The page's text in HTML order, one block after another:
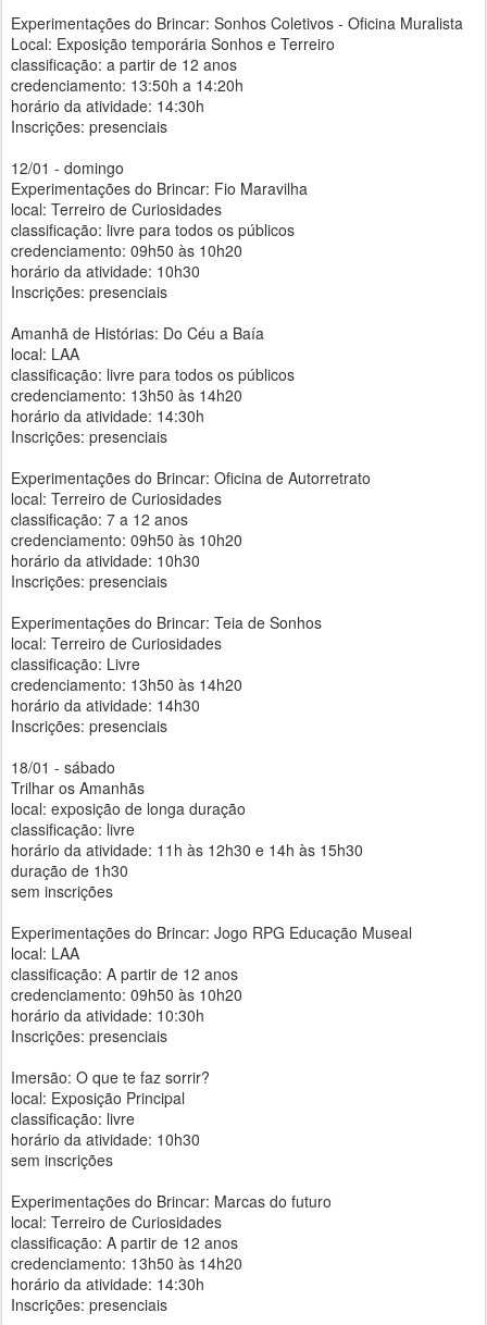
Experimentações do Brincar: Sonhos Coletivos - Oficina Muralista
Local: Exposição temporária Sonhos e Terreiro
classificação: a partir de 12 anos
credenciamento: 13:50h a 14:20h
horário da atividade: 14:30h
Inscrições: presenciais
12/01 - domingo
Experimentações do Brincar: Fio Maravilha
local: Terreiro de Curiosidades
classificação: livre para todos os públicos
credenciamento: 09h50 às 10h20
horário da atividade: 10h30
Inscrições: presenciais
Amanhã de Histórias: Do Céu a Baía
local: LAA
classificação: livre para todos os públicos
credenciamento: 13h50 às 14h20
horário da atividade: 14:30h
Inscrições: presenciais
Experimentações do Brincar: Oficina de Autorretrato
local: Terreiro de Curiosidades
classificação: 7 a 12 anos
credenciamento: 09h50 às 10h20
horário da atividade: 10h30
Inscrições: presenciais
Experimentações do Brincar: Teia de Sonhos
local: Terreiro de Curiosidades
classificação: Livre
credenciamento: 13h50 às 14h20
horário da atividade: 14h30
Inscrições: presenciais
18/01 - sábado
Trilhar os Amanhãs
local: exposição de longa duração
classificação: livre
horário da atividade: 11h às 12h30 e 14h às 15h30
duração de 1h30
sem inscrições
Experimentações do Brincar: Jogo RPG Educação Museal
local: LAA
classificação: A partir de 12 anos
credenciamento: 09h50 às 10h20
horário da atividade: 10:30h
Inscrições: presenciais
Imersão: O que te faz sorrir?
local: Exposição Principal
classificação: livre
horário da atividade: 10h30
sem inscrições
Experimentações do Brincar: Marcas do futuro
local: Terreiro de Curiosidades
classificação: A partir de 12 anos
credenciamento: 13h50 às 14h20
horário da atividade: 14:30h
Inscrições: presenciais